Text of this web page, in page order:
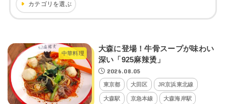
カテゴリを選ぶ
中華料理
大森に登場！牛骨スープが味わい
深い「925麻辣烫」
2026.08.05
東京都 大田区 JR京浜東北線
大森駅 京急本線 大森海岸駅